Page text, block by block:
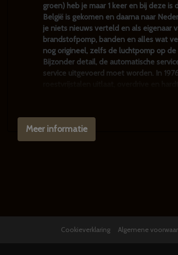
groen) heb je maar 1 keer en bij deze
België is gekomen en daarna naar
je niets nieuws verteld en als eigenaar
brandstofpomp, banden en alles wat
nog origineel, zelfs de luchtpomp op
Bijzonder detail, de automatische
service uitgevoerd moet worden. In
Van harte welkom voor een bezoek!
*APK's besteden wij uit aan een
Meer informatie
Cookieverklaring Algemene